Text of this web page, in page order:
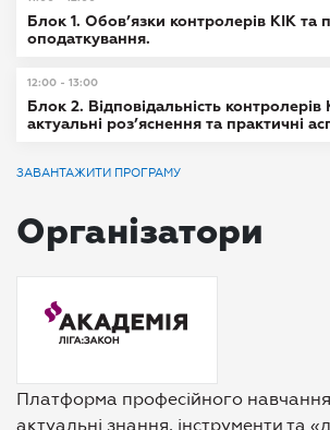
Блок 1. Обов’язки контролерів КІК та
оподаткування.
12:00 - 13:00
Блок 2. Відповідальність контролерів
актуальні роз’яснення та практичні
ЗАВАНТАЖИТИ ПРОГРАМУ
Організатори
Платформа професійного
актуальні знання, інструменти та